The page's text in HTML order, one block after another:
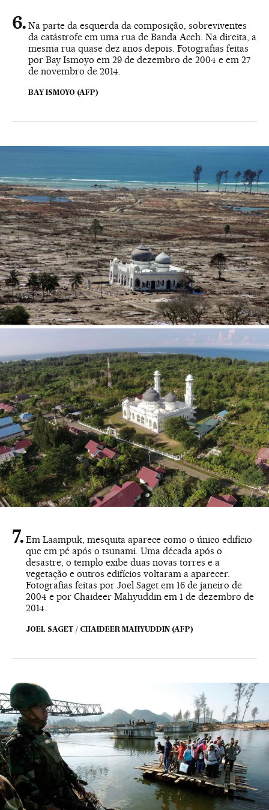
Na parte da esquerda da composição, sobreviventes
da catástrofe em uma rua de Banda Aceh. Na direita, a
mesma rua quase dez anos depois. Fotografias feitas
por Bay Ismoyo em 29 de dezembro de 2004 e em 27
de novembro de 2014.
BAY ISMOYO (AFP)
Em Laampuk, mesquita aparece como o único edifício
que em pé após o tsunami. Uma década após o
desastre, o templo exibe duas novas torres e a
vegetação e outros edifícios voltaram a aparecer.
Fotografias feitas por Joel Saget em 16 de janeiro de
2004 e por Chaideer Mahyuddin em 1 de dezembro de
2014.
JOEL SAGET / CHAIDEER MAHYUDDIN (AFP)